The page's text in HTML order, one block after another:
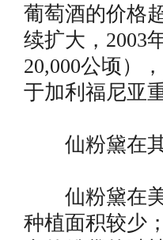
葡萄酒的价格
续扩大，2003
20,000公顷）
于加利福尼亚
仙粉黛在其
仙粉黛在美
种植面积较少